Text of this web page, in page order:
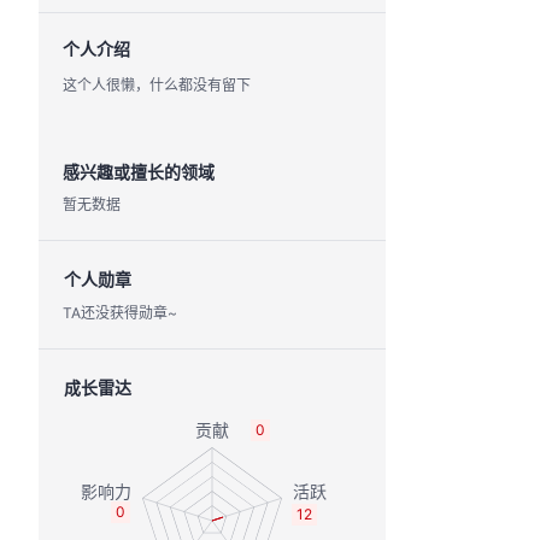
个人介绍
这个人很懒，什么都没有留下
感兴趣或擅长的领域
暂无数据
个人勋章
TA还没获得勋章~
成长雷达
0
12
0